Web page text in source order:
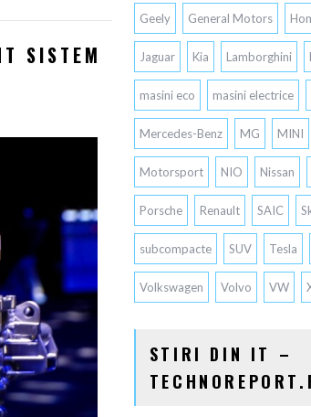
SISTEM
Geely General Motors
Jaguar Kia Lamborghini
masini eco masini electrice
Mercedes-Benz MG MINI
Motorsport NIO Nissan
Porsche Renault SAIC
subcompacte SUV Tesla
Volkswagen Volvo VW
STIRI DIN IT –